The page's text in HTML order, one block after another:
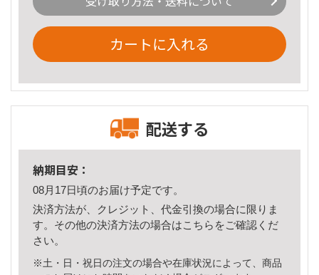
カートに入れる
配送する
納期目安：
08月17日頃のお届け予定です。
決済方法が、クレジット、代金引換の場合に限りま
す。その他の決済方法の場合はこちら をご確認くだ
さい。
※土・日・祝日の注文の場合や在庫状況によって、商品